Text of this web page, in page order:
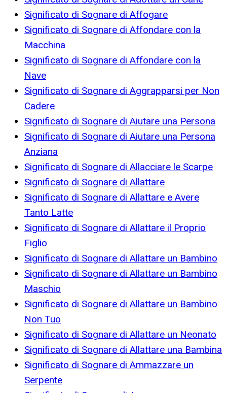
Significato di Sognare di Affogare
Significato di Sognare di Affondare con la
Macchina
Significato di Sognare di Affondare con la
Nave
Significato di Sognare di Aggrapparsi per Non
Cadere
Significato di Sognare di Aiutare una Persona
Significato di Sognare di Aiutare una Persona
Anziana
Significato di Sognare di Allacciare le Scarpe
Significato di Sognare di Allattare
Significato di Sognare di Allattare e Avere
Tanto Latte
Significato di Sognare di Allattare il Proprio
Figlio
Significato di Sognare di Allattare un Bambino
Significato di Sognare di Allattare un Bambino
Maschio
Significato di Sognare di Allattare un Bambino
Non Tuo
Significato di Sognare di Allattare un Neonato
Significato di Sognare di Allattare una Bambina
Significato di Sognare di Ammazzare un
Serpente